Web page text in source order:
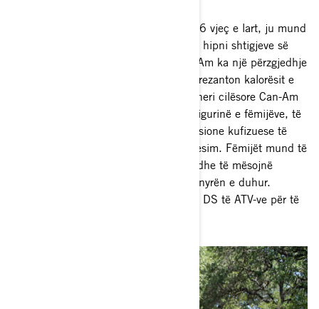
Nëse familja juaj ka fëmijë të moshës 6 vjeç e lart, ju mund
t'u merrni një automjet të tyren dhe t'i hipni shtigjeve së
bashku! Formacioni DS ATV nga Can-Am ka një përzgjedhje
të automjeteve ATV për të rinjtë që i prezanton kalorësit e
rinj me jetën jashtë rrugës. Këto makineri cilësore Can-Am
janë projektuar duke pasur parasysh sigurinë e fëmijëve, të
kompletuara me një motor elektrik, opsione kufizuese të
shpejtësisë dhe trajtim që frymëzon besim. Fëmijët mund të
përjetojnë vetë pavarësinë e kalërimit dhe të mësojnë
kalërimin e vërtetë të shtigjeve, në mënyrën e duhur.
Mësoni më shumë rreth linjës Can-Am DS të ATV-ve për të